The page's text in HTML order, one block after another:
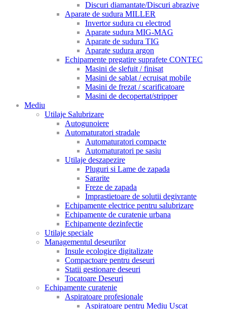
Discuri diamantate/Discuri abrazive
Aparate de sudura MILLER
Invertor sudura cu electrod
Aparate sudura MIG-MAG
Aparate de sudura TIG
Aparate sudura argon
Echipamente pregatire suprafete CONTEC
Masini de slefuit / finisat
Masini de sablat / ecruisat mobile
Masini de frezat / scarificatoare
Masini de decopertat/stripper
Mediu
Utilaje Salubrizare
Autogunoiere
Automaturatori stradale
Automaturatori compacte
Automaturatori pe sasiu
Utilaje deszapezire
Pluguri si Lame de zapada
Sararite
Freze de zapada
Imprastietoare de solutii degivrante
Echipamente electrice pentru salubrizare
Echipamente de curatenie urbana
Echipamente dezinfectie
Utilaje speciale
Managementul deseurilor
Insule ecologice digitalizate
Compactoare pentru deseuri
Statii gestionare deseuri
Tocatoare Deseuri
Echipamente curatenie
Aspiratoare profesionale
Aspiratoare pentru Mediu Uscat